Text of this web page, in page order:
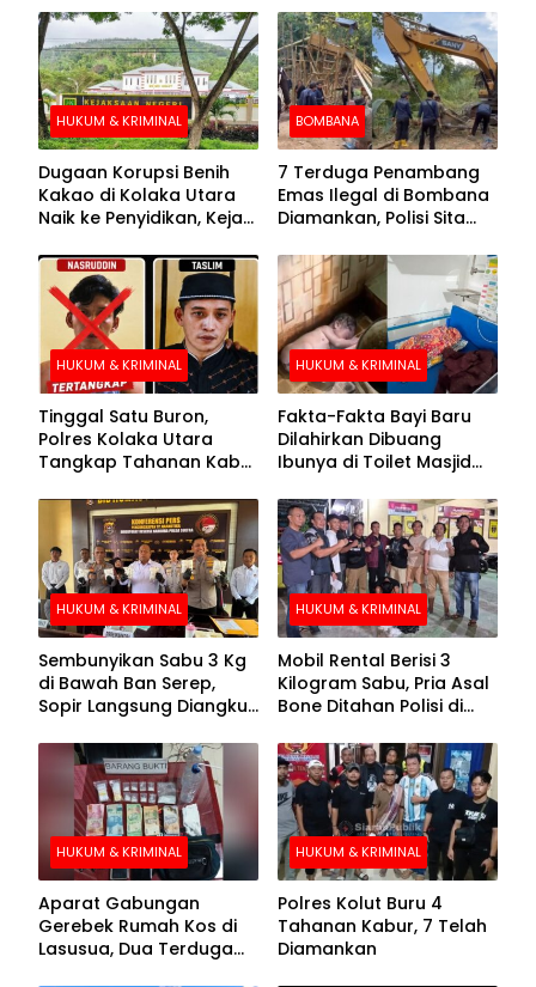
HUKUM & KRIMINAL
Dugaan Korupsi Benih
Kakao di Kolaka Utara
Naik ke Penyidikan, Kejari
BOMBANA
7 Terduga Penambang
Emas Ilegal di Bombana
Diamankan, Polisi Sita
Crusher
HUKUM & KRIMINAL
Tinggal Satu Buron,
Polres Kolaka Utara
Tangkap Tahanan Kabur
Pengejaran
HUKUM & KRIMINAL
Fakta-Fakta Bayi Baru
Dilahirkan Dibuang
Ibunya di Toilet Masjid
HUKUM & KRIMINAL
Sembunyikan Sabu 3 Kg
di Bawah Ban Serep,
Sopir Langsung Diangkut
HUKUM & KRIMINAL
Mobil Rental Berisi 3
Kilogram Sabu, Pria Asal
Bone Ditahan Polisi di
HUKUM & KRIMINAL
Aparat Gabungan
Gerebek Rumah Kos di
Lasusua, Dua Terduga
HUKUM & KRIMINAL
Polres Kolut Buru 4
Tahanan Kabur, 7 Telah
Diamankan